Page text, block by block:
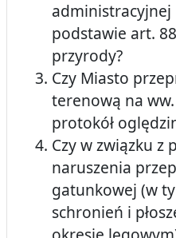
podstawie art.
przyrody?
Czy Miasto
terenową na ww.
protokół
Czy w związku z
naruszenia
gatunkowej (w
schronień i